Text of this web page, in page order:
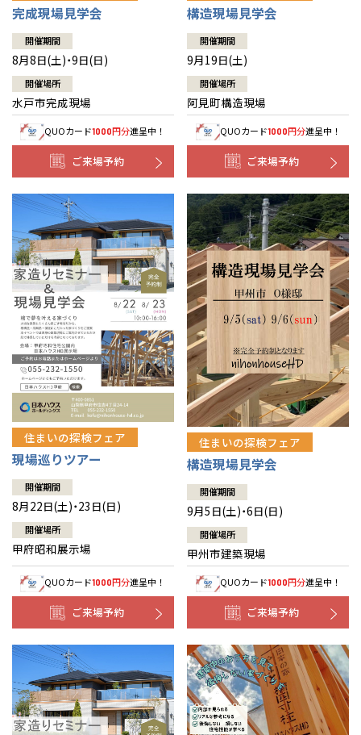
完成現場見学会
開催期間
8月8日(土)・9日(日)
開催場所
水戸市完成現場
QUOカード1000円分進呈中！
ご来場予約
構造現場見学会
開催期間
9月19日(土)
開催場所
阿見町構造現場
QUOカード1000円分進呈中！
ご来場予約
住まいの探検フェア
現場巡りツアー
開催期間
8月22日(土)・23日(日)
開催場所
甲府昭和展示場
QUOカード1000円分進呈中！
ご来場予約
住まいの探検フェア
構造現場見学会
開催期間
9月5日(土)・6日(日)
開催場所
甲州市建築現場
QUOカード1000円分進呈中！
ご来場予約